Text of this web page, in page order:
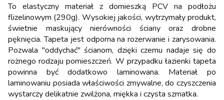
To elastyczny materiał z domieszką PCV na podłożu
flizelinowym (290g). Wysokiej jakości, wytrzymały produkt,
świetnie maskujący nierówności ściany oraz drobne
pęknięcia. Tapeta jest odporna na rozerwanie i zarysowania.
Pozwala "oddychać" ścianom, dzięki czemu nadaje się do
rożnego rodzaju pomieszczeń. W przypadku łazienki tapeta
powinna być dodatkowo laminowana. Materiał po
laminowaniu posiada właściwości zmywalne, do czyszczenia
wystarczy delikatnie zwilżona, miękka i czysta szmatka.